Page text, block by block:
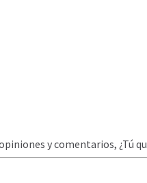
y comentarios, ¿Tú